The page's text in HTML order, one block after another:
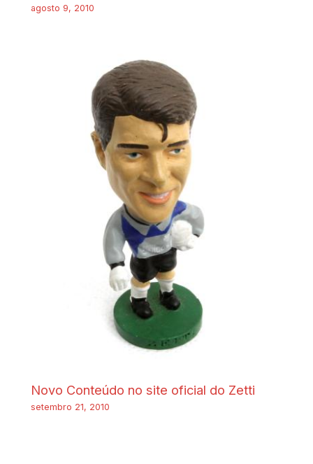
agosto 9, 2010
Novo Conteúdo no site oficial do Zetti
setembro 21, 2010